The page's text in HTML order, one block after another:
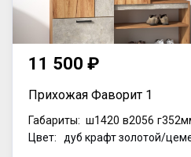
11 500 ₽
Прихожая Фаворит 1
Габариты: ш1420 в2056
Цвет: дуб крафт золотой/